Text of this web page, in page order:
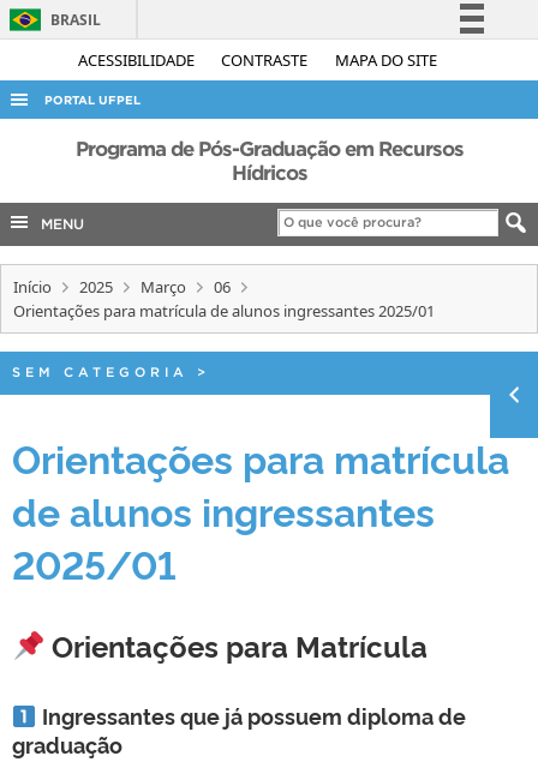
ACESSIBILIDADE CONTRASTE MAPA DO SITE
BRASIL
Simplifique!
Acesso à informação
Legislação
Canais
PORTAL UFPEL
ACESSO À INFORMAÇÃO
COBALTO
CONCURSOS
EDITAIS
TELEFONES
Programa de Pós-Graduação em Recursos
Hídricos
MENU
Início 2025 Março
06
Orientações para matrícula de alunos ingressantes 2025/01
SEM CATEGORIA >
Orientações para matrícula
de alunos ingressantes
2025/01
Orientações para Matrícula
Ingressantes que já possuem diploma de
graduação